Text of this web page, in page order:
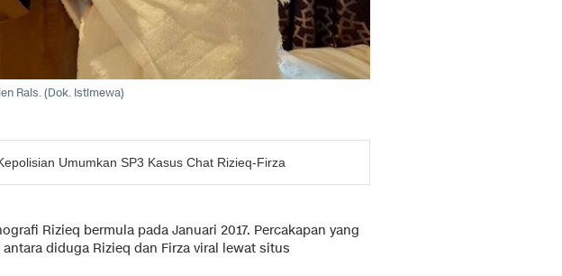
Rais. (Dok. Istimewa)
Umumkan SP3 Kasus Chat Rizieq-Firza
Rizieq bermula pada Januari 2017. Percakapan yang
diduga Rizieq dan Firza viral lewat situs